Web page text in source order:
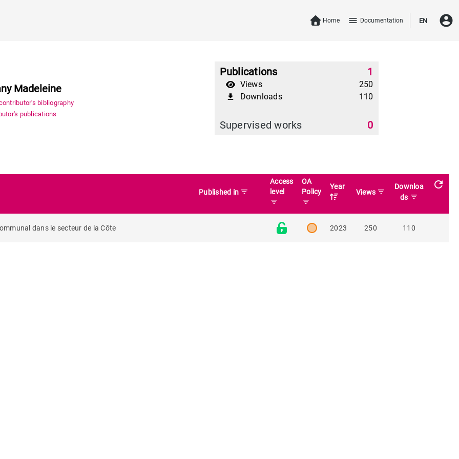
Home menu Documentation EN account_circle
Madeleine
bibliography
publications
Publications 1
Views 250
file_download Downloads 110
Supervised works 0
Published in filter_list
Access
level
filter_list
OA
Policy
filter_list
Year
Views filter_list
Downloa
ds filter_list
refresh
dans le secteur de la Côte 2023 250 110